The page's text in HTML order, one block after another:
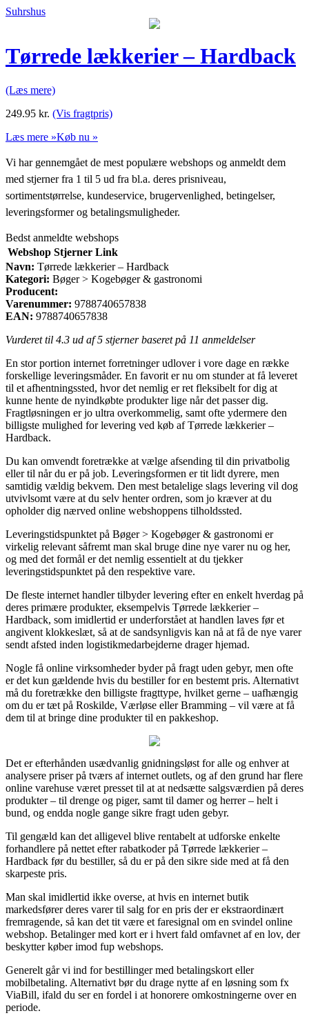
Suhrshus
Tørrede lækkerier – Hardback
(Læs mere)
249.95 kr. (Vis fragtpris)
Læs mere »Køb nu »
Vi har gennemgået de mest populære webshops og anmeldt dem
med stjerner fra 1 til 5 ud fra bl.a. deres prisniveau,
sortimentstørrelse, kundeservice, brugervenlighed, betingelser,
leveringsformer og betalingsmuligheder.
Bedst anmeldte webshops
Webshop Stjerner Link
Navn: Tørrede lækkerier – Hardback
Kategori: Bøger > Kogebøger & gastronomi
Producent:
Varenummer: 9788740657838
EAN: 9788740657838
Vurderet til 4.3 ud af 5 stjerner baseret på 11 anmeldelser
En stor portion internet forretninger udlover i vore dage en række
forskellige leveringsmåder. En favorit er nu om stunder at få leveret
til et afhentningssted, hvor det nemlig er ret fleksibelt for dig at
kunne hente de nyindkøbte produkter lige når det passer dig.
Fragtløsningen er jo ultra overkommelig, samt ofte ydermere den
billigste mulighed for levering ved køb af Tørrede lækkerier –
Hardback.
Du kan omvendt foretrække at vælge afsending til din privatbolig
eller til når du er på job. Leveringsformen er tit lidt dyrere, men
samtidig vældig bekvem. Den mest betalelige slags levering vil dog
utvivlsomt være at du selv henter ordren, som jo kræver at du
opholder dig nærved online webshoppens tilholdssted.
Leveringstidspunktet på Bøger > Kogebøger & gastronomi er
virkelig relevant såfremt man skal bruge dine nye varer nu og her,
og med det formål er det nemlig essentielt at du tjekker
leveringstidspunktet på den respektive vare.
De fleste internet handler tilbyder levering efter en enkelt hverdag på
deres primære produkter, eksempelvis Tørrede lækkerier –
Hardback, som imidlertid er underforstået at handlen laves før et
angivent klokkeslæt, så at de sandsynligvis kan nå at få de nye varer
sendt afsted inden logistikmedarbejderne drager hjemad.
Nogle få online virksomheder byder på fragt uden gebyr, men ofte
er det kun gældende hvis du bestiller for en bestemt pris. Alternativt
må du foretrække den billigste fragttype, hvilket gerne – uafhængig
om du er tæt på Roskilde, Værløse eller Bramming – vil være at få
dem til at bringe dine produkter til en pakkeshop.
Det er efterhånden usædvanlig gnidningsløst for alle og enhver at
analysere priser på tværs af internet outlets, og af den grund har flere
online varehuse været presset til at at nedsætte salgsværdien på deres
produkter – til drenge og piger, samt til damer og herrer – helt i
bund, og endda nogle gange sikre fragt uden gebyr.
Til gengæld kan det alligevel blive rentabelt at udforske enkelte
forhandlere på nettet efter rabatkoder på Tørrede lækkerier –
Hardback før du bestiller, så du er på den sikre side med at få den
skarpeste pris.
Man skal imidlertid ikke overse, at hvis en internet butik
markedsfører deres varer til salg for en pris der er ekstraordinært
fremragende, så kan det tit være et faresignal om en svindel online
webshop. Betalinger med kort er i hvert fald omfavnet af en lov, der
beskytter køber imod fup webshops.
Generelt går vi ind for bestillinger med betalingskort eller
mobilbetaling. Alternativt bør du drage nytte af en løsning som fx
ViaBill, ifald du ser en fordel i at honorere omkostningerne over en
periode.